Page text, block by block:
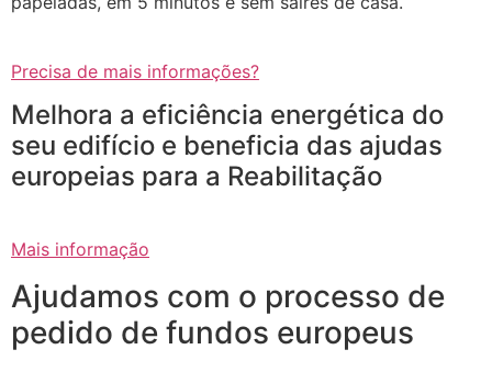
Precisa de mais informações?
Melhora a eficiência energética do
seu edifício e beneficia das ajudas
europeias para a Reabilitação
Mais informação
Ajudamos com o processo de
pedido de fundos europeus